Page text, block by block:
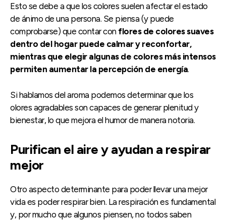
Esto se debe a que los colores suelen afectar el estado
de ánimo de una persona. Se piensa (y puede
comprobarse) que contar con flores de colores suaves
dentro del hogar puede calmar y reconfortar,
mientras que elegir algunas de colores más intensos
permiten aumentar la percepción de energía.
Si hablamos del aroma podemos determinar que los
olores agradables son capaces de generar plenitud y
bienestar, lo que mejora el humor de manera notoria.
Purifican el aire y ayudan a respirar
mejor
Otro aspecto determinante para poder llevar una mejor
vida es poder respirar bien. La respiración es fundamental
y, por mucho que algunos piensen, no todos saben